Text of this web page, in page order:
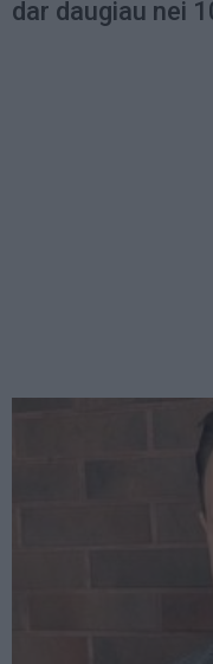
dar daugiau nei